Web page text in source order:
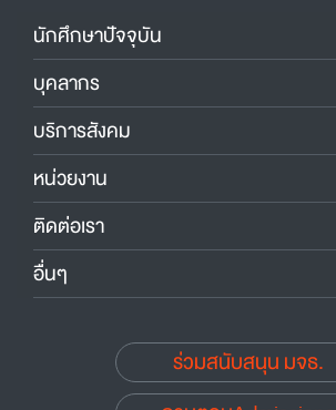
นักศึกษาปัจจุบัน
บุคลากร
บริการสังคม
หน่วยงาน
ติดต่อเรา
อื่นๆ
ร่วมสนับสนุน มจธ.